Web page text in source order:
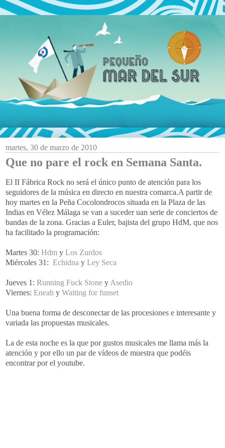
martes, 30 de marzo de 2010
Que no pare el rock en Semana Santa.
El II Fábrica Rock no será el único punto de atención para los
seguidores de la música en directo en nuestra comarca.A partir de
hoy martes en la Peña Cocolondrocos situada en la Plaza de las
Indias en Vélez Málaga se van a suceder uan serie de conciertos de
bandas de la zona. Gracias a Euler, bajista del grupo HdM, que nos
ha facilitado la programación:
Martes 30: Hdm y Los Zurdos
Miércoles 31: Echidna y Ley Seca
Jueves 1: Running Fuck Stone y Asedio
Viernes: Eneah y Waiting for funset
Una buena forma de desconectar de las procesiones e interesante y
variada las propuestas musicales.
La de esta noche es la que por gustos musicales me llama más la
atención y por ello un par de vídeos de muestra que podéis
encontrar por el youtube.